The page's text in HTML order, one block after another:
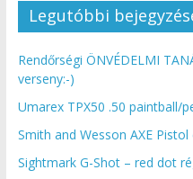
Legutóbbi
Rendőrségi ÖNVÉDELMI
verseny:-)
Umarex TPX50 .50 paintball/
Smith and Wesson AXE
Sightmark G-Shot – red dot